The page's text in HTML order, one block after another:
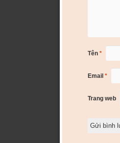
Tên *
Email *
Trang web